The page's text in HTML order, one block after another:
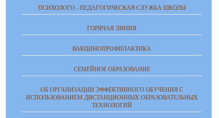
ПСИХОЛОГО - ПЕДАГОГИЧЕСКАЯ СЛУЖБА ШКОЛЫ
ГОРЯЧАЯ ЛИНИЯ
ВАКЦИНОПРОФИЛАКТИКА
СЕМЕЙНОЕ ОБРАЗОВАНИЕ
ОБ ОРГАНИЗАЦИИ ЭФФЕКТИВНОГО ОБУЧЕНИЯ С
ИСПОЛЬЗОВАНИЕМ ДИСТАНЦИОННЫХ ОБРАЗОВАТЕЛЬНЫХ
ТЕХНОЛОГИЙ